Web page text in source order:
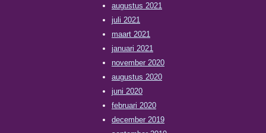
augustus 2021
juli 2021
maart 2021
januari 2021
november 2020
augustus 2020
juni 2020
februari 2020
december 2019